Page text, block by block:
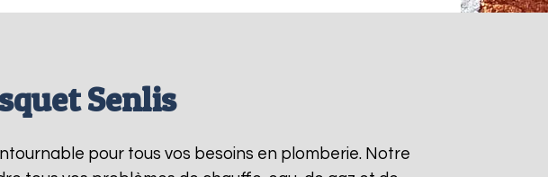
Senlis
pour tous vos besoins en plomberie. Notre